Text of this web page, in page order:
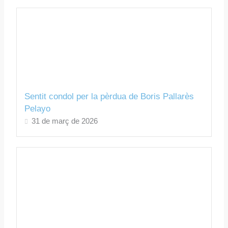
Sentit condol per la pèrdua de Boris Pallarès
Pelayo
31 de març de 2026